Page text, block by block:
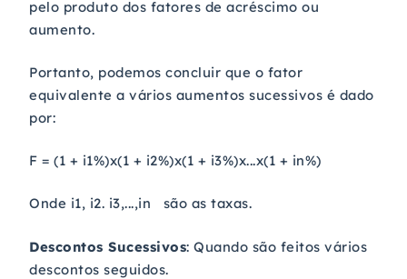
pelo produto dos fatores de acréscimo ou
aumento.
Portanto, podemos concluir que o fator
equivalente a vários aumentos sucessivos é dado
por:
F = (1 + i1%)x(1 + i2%)x(1 + i3%)x...x(1 + in%)
Onde i1, i2. i3,...,in são as taxas.
Descontos Sucessivos: Quando são feitos vários
descontos seguidos.